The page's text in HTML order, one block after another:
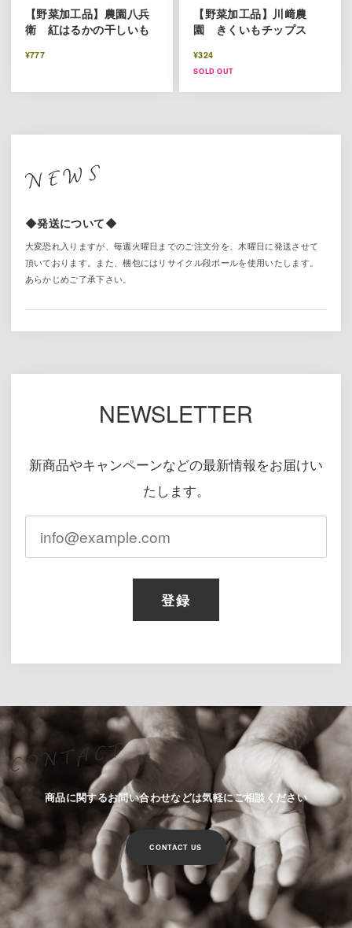
【野菜加工品】農園八兵
衛 紅はるかの干しいも
¥777
【野菜加工品】川﨑農
園 きくいもチップス
¥324
SOLD OUT
◆発送について◆
大変恐れ入りますが、毎週火曜日までのご注文分を、木曜日に発送させて
頂いております。また、梱包にはリサイクル段ボールを使用いたします。
あらかじめご了承下さい。
NEWSLETTER
新商品やキャンペーンなどの最新情報をお届けい
たします。
登録
商品に関するお問い合わせなどは気軽にご相談ください
CONTACT US